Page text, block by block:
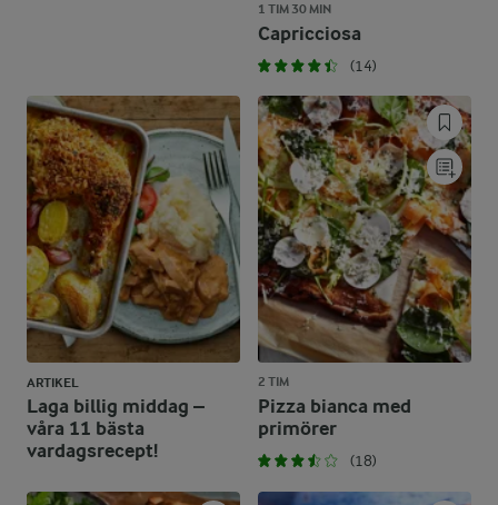
1 TIM 30 MIN
Capricciosa
(14)
ARTIKEL
Laga billig middag –
våra 11 bästa
vardagsrecept!
2 TIM
Pizza bianca med
primörer
(18)